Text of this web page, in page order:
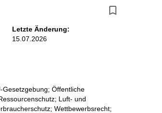
Letzte Änderung:
15.07.2026
Gesetzgebung; Öffentliche
Luft- und
Wettbewerbsrecht;